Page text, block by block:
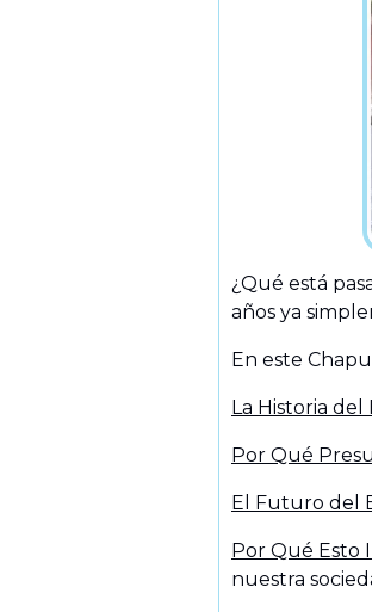
¿Qué está
años ya
En este
La Historia del
Por Qué
El Futuro del
Por Qué Esto
nuestra